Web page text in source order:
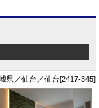
県／仙台／仙台[2417-345]